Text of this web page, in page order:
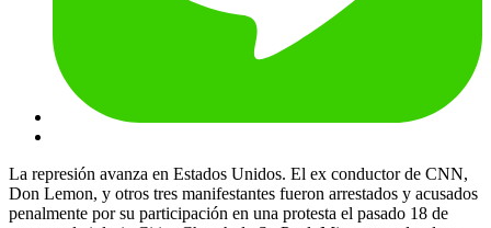
La represión avanza en Estados Unidos. El ex conductor de CNN,
Don Lemon, y otros tres manifestantes fueron arrestados y acusados
penalmente por su participación en una protesta el pasado 18 de